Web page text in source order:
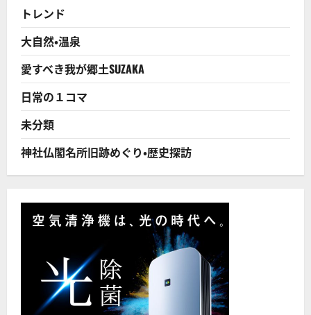
トレンド
大自然・温泉
愛すべき我が郷土SUZAKA
日常の１コマ
未分類
神社仏閣名所旧跡めぐり・歴史探訪